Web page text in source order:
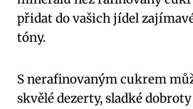
přidat do vašich jídel
tóny.
S nerafinovaným cukrem
skvělé dezerty, sladké